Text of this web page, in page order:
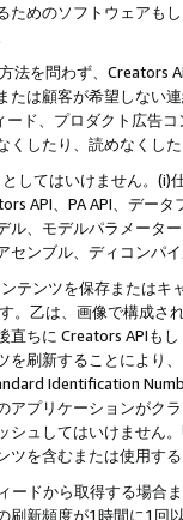
めのソフトウェアも
を問わず、Creators
たは顧客が希望しない
ード、プロダクト広告
したり、読めなくし
してはいけません。
API、PA API、デー
ル、モデルパラメータ
センブル、ディコンパ
テンツを保存または
。乙は、画像で構成
ちに Creators APIも
を刷新することにより
Identification
プリケーションがク
シュしてはいけません
ツを含むまたは使用す
ドから取得する場合
刷新頻度が1時間に1